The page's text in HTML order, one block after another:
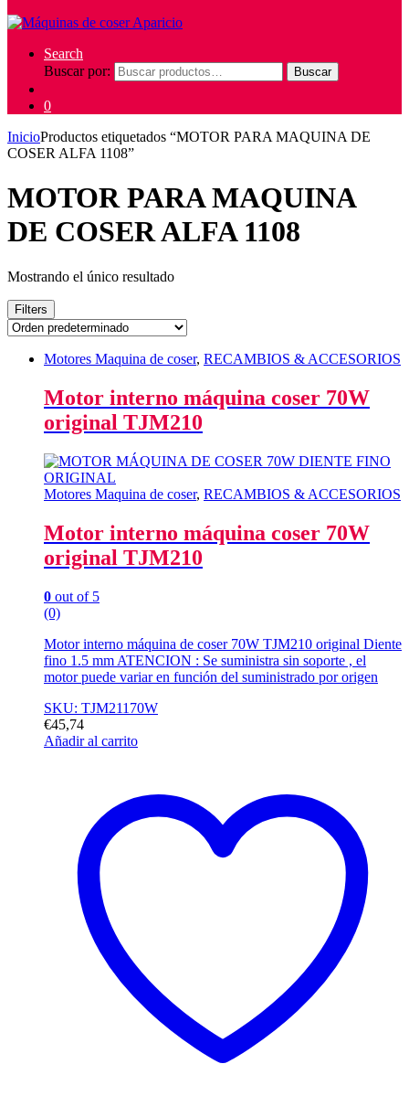
Search
Buscar por:
Buscar
0
InicioProductos etiquetados “MOTOR PARA MAQUINA DE
COSER ALFA 1108”
MOTOR PARA MAQUINA
DE COSER ALFA 1108
Mostrando el único resultado
Filters
Motores Maquina de coser, RECAMBIOS & ACCESORIOS
Motor interno máquina coser 70W
original TJM210
Motores Maquina de coser, RECAMBIOS & ACCESORIOS
Motor interno máquina coser 70W
original TJM210
0 out of 5
(0)
Motor interno máquina de coser 70W TJM210 original Diente
fino 1.5 mm ATENCION : Se suministra sin soporte , el
motor puede variar en función del suministrado por origen
SKU: TJM21170W
€45,74
Añadir al carrito